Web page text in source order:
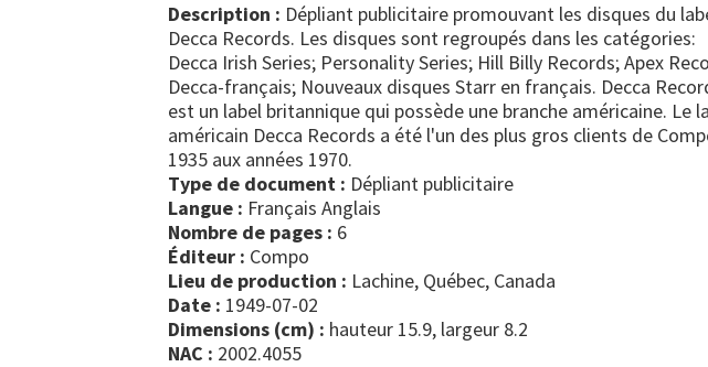
Description : Dépliant publicitaire promouvant les disques du
Decca Records. Les disques sont regroupés dans les catégories:
Decca Irish Series; Personality Series; Hill Billy Records; Apex
Decca-français; Nouveaux disques Starr en français. Decca
est un label britannique qui possède une branche américaine. Le
américain Decca Records a été l'un des plus gros clients de
1935 aux années 1970.
Type de document :
dépliant publicitaire
Langue : Français Anglais
Nombre de pages : 6
Éditeur : Compo
Lieu de production : Lachine, Québec, Canada
Date : 1949-07-02
Dimensions (cm) : hauteur 15.9, largeur 8.2
NAC : 2002.4055